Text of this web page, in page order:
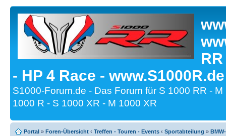
- HP 4 Race -
S1000-Forum.de - Das Forum für S 1000 RR -
1000 R - S 1000 XR - M 1000 XR
Portal » Foren-Übersicht ‹ Treffen - Touren - Events ‹ Sportabteilung »